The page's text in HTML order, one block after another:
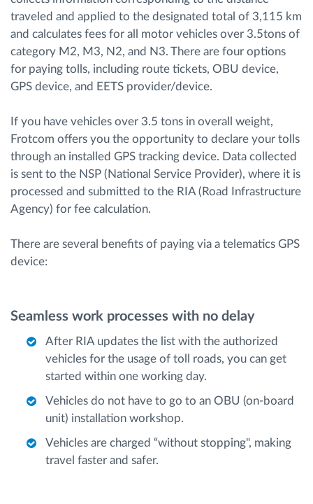
traveled and applied to the designated total of 3,115 km
and calculates fees for all motor vehicles over 3.5tons of
category M2, M3, N2, and N3. There are four options
for paying tolls, including route tickets, OBU device,
GPS device, and EETS provider/device.
If you have vehicles over 3.5 tons in overall weight,
Frotcom offers you the opportunity to declare your tolls
through an installed GPS tracking device. Data collected
is sent to the NSP (National Service Provider), where it is
processed and submitted to the RIA (Road Infrastructure
Agency) for fee calculation.
There are several benefits of paying via a telematics GPS
device:
Seamless work processes with no delay
After RIA updates the list with the authorized
vehicles for the usage of toll roads, you can get
started within one working day.
Vehicles do not have to go to an OBU (on-board
unit) installation workshop.
Vehicles are charged “without stopping", making
travel faster and safer.